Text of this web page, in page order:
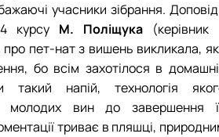
учасники зібрання.
курсу М. Поліщука (керівник
пет-нат з вишень викликала, як
бо всім захотілося в
такий напій, технологія
молодих вин до завершення
триває в пляшці,